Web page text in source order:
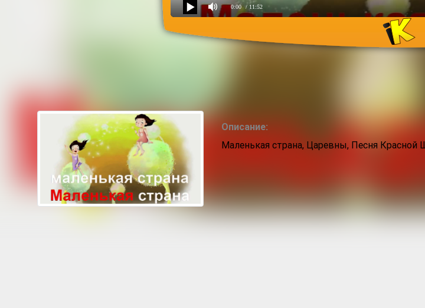
0:00 / 11:52
Альбом Маленькая страна
Описание:
Маленькая страна, Царевны, Песня Красной